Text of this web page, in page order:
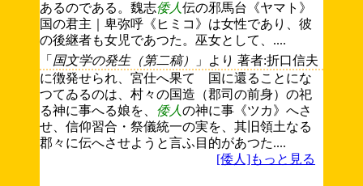
あるのである。魏志倭人伝の邪馬台《ヤマト》
国の君主｜卑弥呼《ヒミコ》は女性であり、彼
の後継者も女児であつた。巫女として、....
「 国文学の発生（第二稿）
」より 著者:折口信夫
に徴発せられ、宮仕へ果てゝ国に還ることにな
つてゐるのは、村々の国造（郡司の前身）の祀
る神に事へる娘を、 倭人の神に事《ツカ》へさ
せ、信仰習合・祭儀統一の実を、其旧領土なる
郡々に伝へさせようと言ふ目的があつた....
[倭人]もっと見る